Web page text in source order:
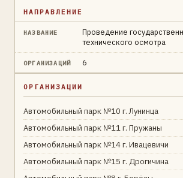
НАПРАВЛЕНИЕ
НАЗВАНИЕ
Проведение
технического осмотра
ОРГАНИЗАЦИЙ 6
ОРГАНИЗАЦИИ
Автомобильный парк №10 г. Лунинца
Автомобильный парк №11 г. Пружаны
Автомобильный парк №14 г. Ивацевичи
Автомобильный парк №15 г. Дрогичина